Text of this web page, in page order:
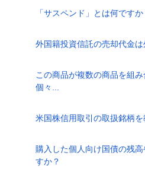
「サスペンド」とは何ですか
外国籍投資信託の売却代金
この商品が複数の商品を組
個々...
米国株信用取引の取扱銘柄を
購入した個人向け国債の残
すか？